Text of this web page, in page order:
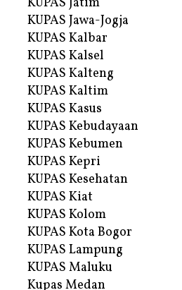
KUPAS Jawa-Jogja
KUPAS Kalbar
KUPAS Kalsel
KUPAS Kalteng
KUPAS Kaltim
KUPAS Kasus
KUPAS Kebudayaan
KUPAS Kebumen
KUPAS Kepri
KUPAS Kesehatan
KUPAS Kiat
KUPAS Kolom
KUPAS Kota Bogor
KUPAS Lampung
KUPAS Maluku
Kupas Medan